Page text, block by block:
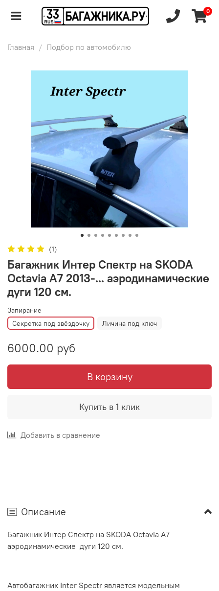
0
Главная Подбор по автомобилю
(1)
Багажник Интер Спектр на SKODA
Octavia А7 2013-... аэродинамические
дуги 120 см.
Запирание
Секретка под звёздочку
Личина под ключ
6000.00 руб
В корзину
Купить в 1 клик
Добавить в сравнение
Описание
Багажник Интер Спектр на SKODA Octavia А7
аэродинамические дуги 120 см.
Автобагажник Inter Spectr является модельным